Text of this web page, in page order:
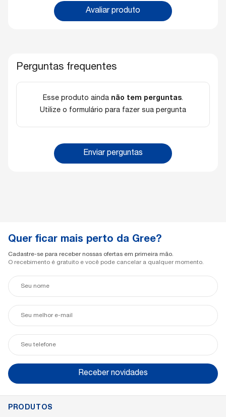
Avaliar produto
Perguntas frequentes
Esse produto ainda não tem perguntas.
Utilize o formulário para fazer sua pergunta
Enviar perguntas
Quer ficar mais perto da Gree?
Cadastre-se para receber nossas ofertas em primeira mão.
O recebimento é gratuito e você pode cancelar a qualquer momento.
Seu
nome
Seu
mail
Seu
telefone
Receber novidades
PRODUTOS